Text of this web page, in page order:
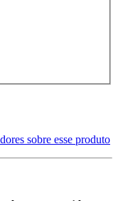
sobre esse produto